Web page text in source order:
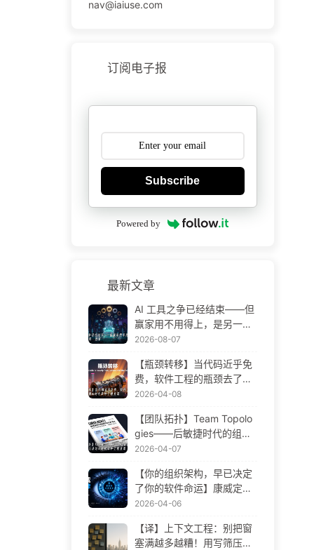
nav@iaiuse.com
订阅电子报
Subscribe
Powered by
最新文章
AI 工具之争已经结束——但
赢家用不用得上，是另一回
事——AI 时代软件工程变革·
2026-08-07
【瓶颈转移】当代码近乎免
费，软件工程的瓶颈去了哪
里 AI 时代软件工程变革——
2026-04-08
【团队拓扑】Team Topolo
gies——后敏捷时代的组织
设计方法论 AI 时代软件工程
2026-04-07
【你的组织架构，早已决定
了你的软件命运】康威定律
——被低估了 56 年的管理
——慢慢学AI171
2026-04-06
【译】上下文工程：别把窗
塞满越多越糟！用写筛压隔